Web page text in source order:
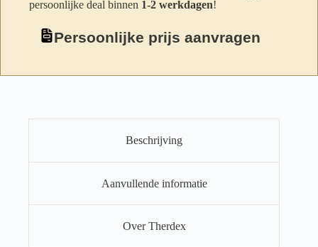
persoonlijke deal binnen 1-2 werkdagen!
Persoonlijke prijs aanvragen
Beschrijving
Aanvullende informatie
Over Therdex